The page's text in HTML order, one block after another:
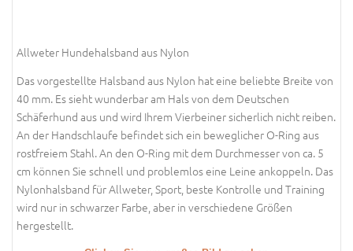
Allweter Hundehalsband aus Nylon
Das vorgestellte Halsband aus Nylon hat eine beliebte Breite von
40 mm. Es sieht wunderbar am Hals von dem Deutschen
Schäferhund aus und wird Ihrem Vierbeiner sicherlich nicht reiben.
An der Handschlaufe befindet sich ein beweglicher O-Ring aus
rostfreiem Stahl. An den O-Ring mit dem Durchmesser von ca. 5
cm können Sie schnell und problemlos eine Leine ankoppeln. Das
Nylonhalsband für Allweter, Sport, beste Kontrolle und Training
wird nur in schwarzer Farbe, aber in verschiedene Größen
hergestellt.